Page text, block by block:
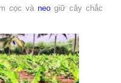
cọc và neogiữ cây chắc